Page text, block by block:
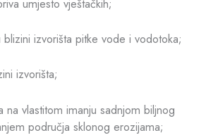
umjesto vještačkih;
izvorišta pitke vode i vodotoka;
izvorišta;
na vlastitom imanju sadnjom biljnog
područja sklonog erozijama;